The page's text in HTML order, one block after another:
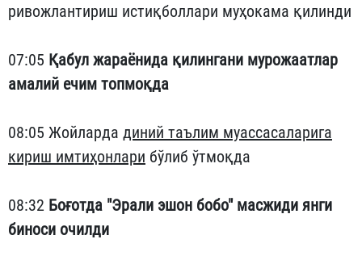
ривожлантириш истиқболлари муҳокама қилинди
07:05 Қабул жараёнида қилингани мурожаатлар
амалий ечим топмоқда
08:05 Жойларда диний таълим муассасаларига
кириш имтиҳонлари бўлиб ўтмоқда
08:32 Боғотда "Эрали эшон бобо" масжиди янги
биноси очилди